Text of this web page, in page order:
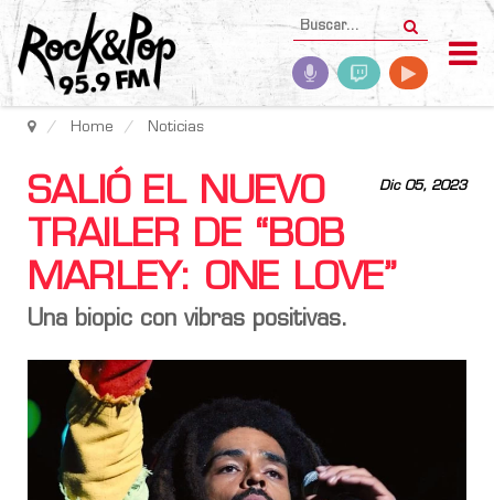
Home Noticias
Dic 05, 2023
SALIÓ EL NUEVO
TRAILER DE “BOB
MARLEY: ONE LOVE”
Una biopic con vibras positivas.